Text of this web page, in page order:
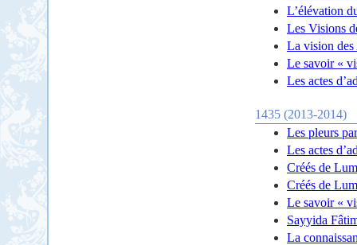
L’élévation
Les Visions
La vision des
Le savoir «
Les actes
1435 (2013-2014)
Les pleurs
Les actes
Créés de
Créés de
Le savoir «
Sayyida
La